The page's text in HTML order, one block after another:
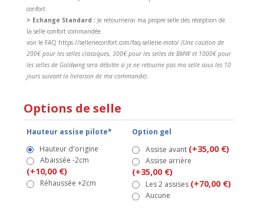
Options de selle
Hauteur assise pilote*
Hauteur d'origine
Abaissée -2cm
(+10,00 €)
Réhaussée +2cm
Option gel
Assise avant (+35,00 €)
Assise arrière
(+35,00 €)
Les 2 assises (+70,00 €)
Aucune
confort.
> Echange Standard :Je retournerai ma propre selle dès réception de
la selle confort commandée.
voir le FAQ https://sellerieconfort.com/faq-sellerie-moto/ (Une caution de
200€ pour les selles classiques, 300€ pour les selles de BMW et 1000€ pour
les selles de Goldwing sera débitée si je ne retourne pas ma selle sous les 10
jours suivant la livraison de ma commande).